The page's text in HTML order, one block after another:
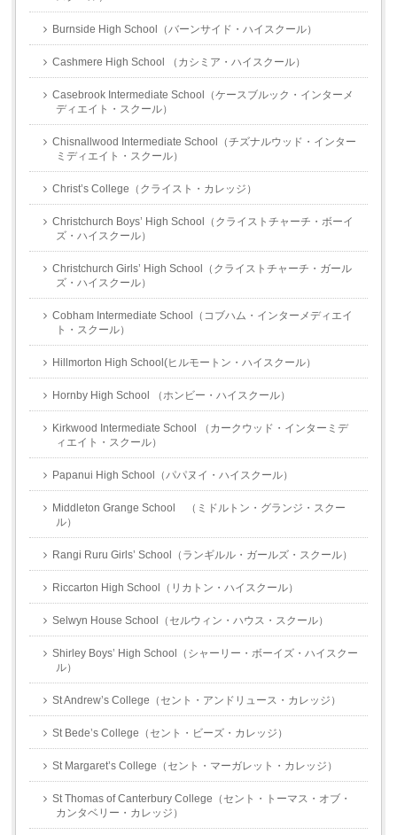
Burnside High School（バーンサイド・ハイスクール）
Cashmere High School （カシミア・ハイスクール）
Casebrook Intermediate School（ケースブルック・インターメ
ディエイト・スクール）
Chisnallwood Intermediate School（チズナルウッド・インター
ミディエイト・スクール）
Christ’s College（クライスト・カレッジ）
Christchurch Boys’ High School（クライストチャーチ・ボーイ
ズ・ハイスクール）
Christchurch Girls’ High School（クライストチャーチ・ガール
ズ・ハイスクール）
Cobham Intermediate School（コブハム・インターメディエイ
ト・スクール）
Hillmorton High School(ヒルモートン・ハイスクール）
Hornby High School （ホンビー・ハイスクール）
Kirkwood Intermediate School （カークウッド・インターミデ
ィエイト・スクール）
Papanui High School（パパヌイ・ハイスクール）
Middleton Grange School （ミドルトン・グランジ・スクー
ル）
Rangi Ruru Girls’ School（ランギルル・ガールズ・スクール）
Riccarton High School（リカトン・ハイスクール）
Selwyn House School（セルウィン・ハウス・スクール）
Shirley Boys’ High School（シャーリー・ボーイズ・ハイスクー
ル）
St Andrew’s College（セント・アンドリュース・カレッジ）
St Bede’s College（セント・ビーズ・カレッジ）
St Margaret’s College（セント・マーガレット・カレッジ）
St Thomas of Canterbury College（セント・トーマス・オブ・
カンタベリー・カレッジ）